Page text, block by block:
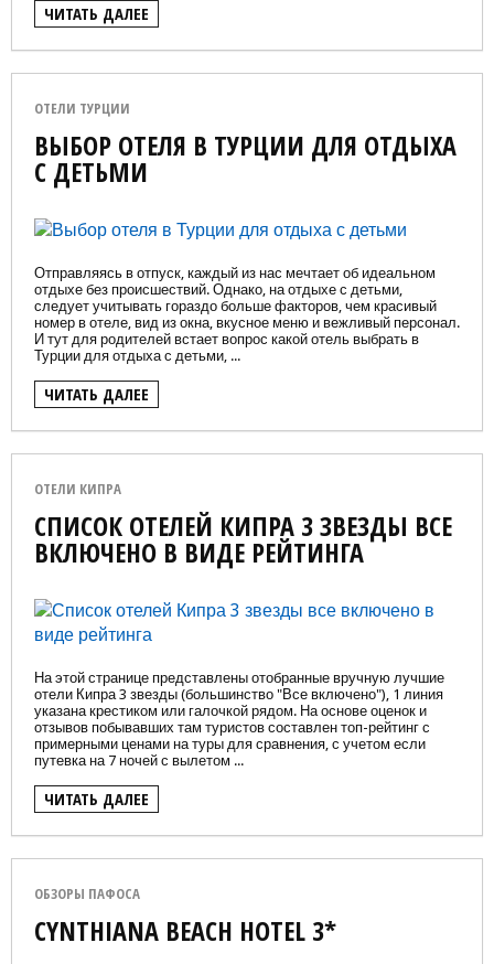
ЧИТАТЬ ДАЛЕЕ
ОТЕЛИ ТУРЦИИ
ВЫБОР ОТЕЛЯ В ТУРЦИИ ДЛЯ ОТДЫХА
С ДЕТЬМИ
Отправляясь в отпуск, каждый из нас мечтает об идеальном
отдыхе без происшествий. Однако, на отдыхе с детьми,
следует учитывать гораздо больше факторов, чем красивый
номер в отеле, вид из окна, вкусное меню и вежливый персонал.
И тут для родителей встает вопрос какой отель выбрать в
Турции для отдыха с детьми, ...
ЧИТАТЬ ДАЛЕЕ
ОТЕЛИ КИПРА
СПИСОК ОТЕЛЕЙ КИПРА 3 ЗВЕЗДЫ ВСЕ
ВКЛЮЧЕНО В ВИДЕ РЕЙТИНГА
На этой странице представлены отобранные вручную лучшие
отели Кипра 3 звезды (большинство "Все включено"), 1 линия
указана крестиком или галочкой рядом. На основе оценок и
отзывов побывавших там туристов составлен топ-рейтинг с
примерными ценами на туры для сравнения, с учетом если
путевка на 7 ночей с вылетом ...
ЧИТАТЬ ДАЛЕЕ
ОБЗОРЫ ПАФОСА
CYNTHIANA BEACH HOTEL 3*